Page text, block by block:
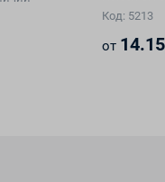
Код: 5213
от